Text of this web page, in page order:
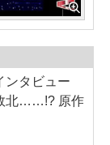
ンタビュー
北……!? 原作